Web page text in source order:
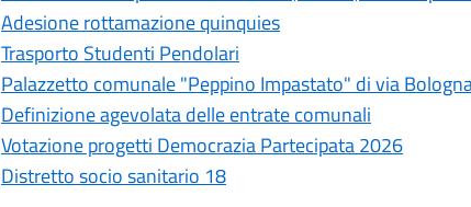
Adesione rottamazione quinquies
Trasporto Studenti Pendolari
Palazzetto comunale "Peppino Impastato" di via
Definizione agevolata delle entrate comunali
Votazione progetti Democrazia Partecipata 2026
Distretto socio sanitario 18